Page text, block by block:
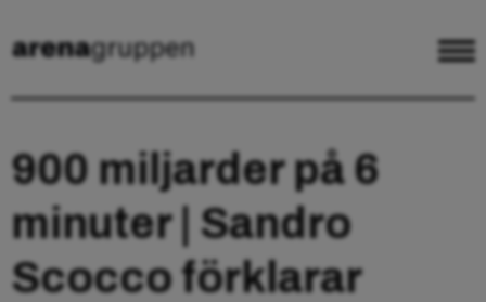
900 miljarder på 6
minuter | Sandro
Scocco förklarar